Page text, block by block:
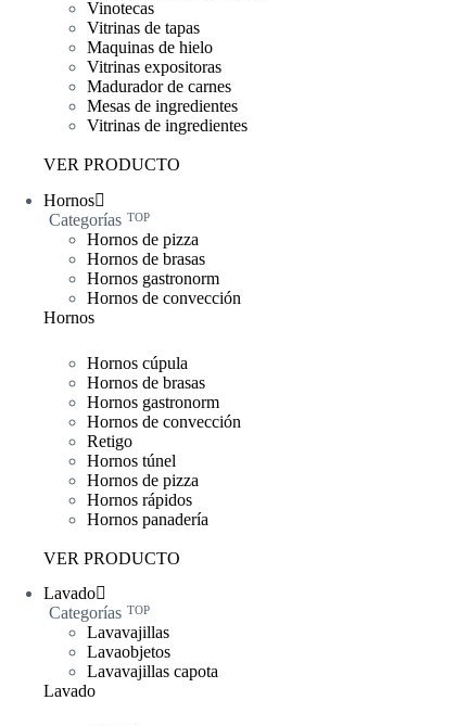
Vinotecas
Vitrinas de tapas
Maquinas de hielo
Vitrinas expositoras
Madurador de carnes
Mesas de ingredientes
Vitrinas de ingredientes
VER PRODUCTO
Hornos
Categorías TOP
Hornos de pizza
Hornos de brasas
Hornos gastronorm
Hornos de convección
Hornos
Hornos cúpula
Hornos de brasas
Hornos gastronorm
Hornos de convección
Retigo
Hornos túnel
Hornos de pizza
Hornos rápidos
Hornos panadería
VER PRODUCTO
Lavado
Categorías TOP
Lavavajillas
Lavaobjetos
Lavavajillas capota
Lavado